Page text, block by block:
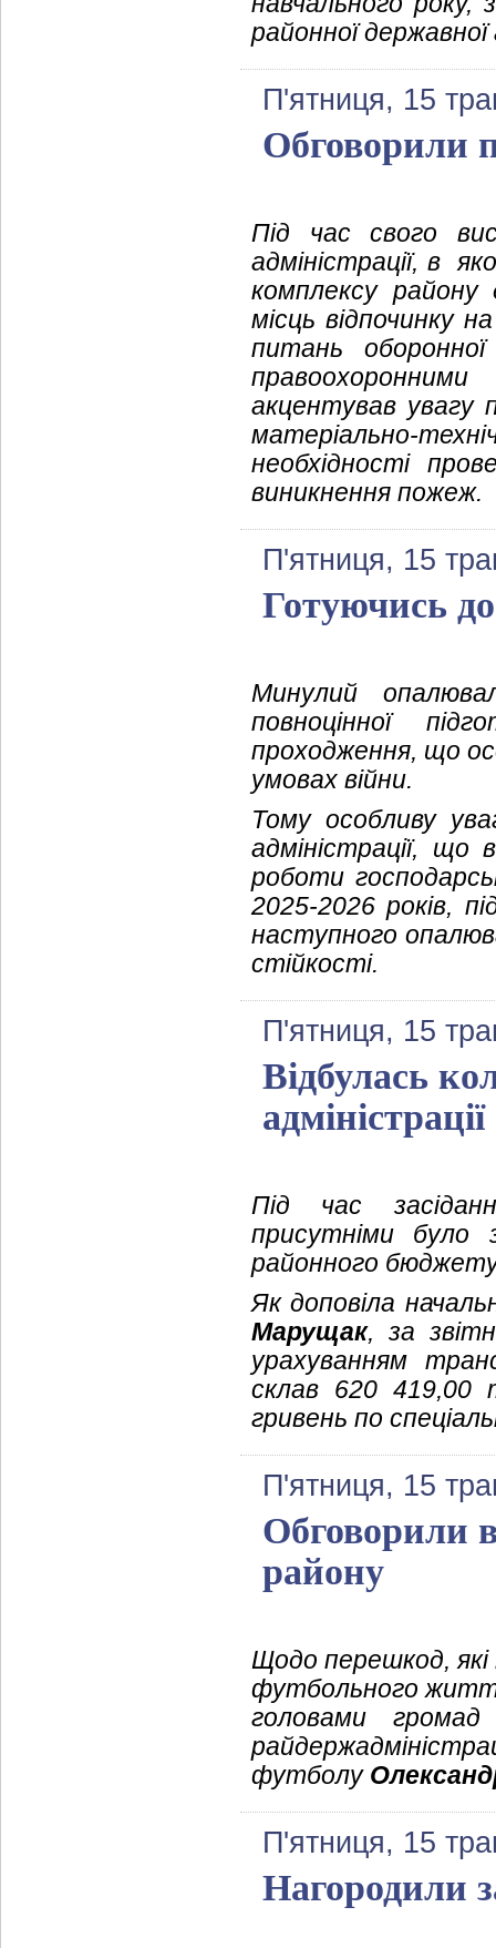
районної державної
П'ятниця, 15
Обговорили
Під час свого
адміністрації, в
комплексу району
місць відпочинку
питань
правоохоронними
акцентував увагу
матеріально-
необхідності
виникнення пожеж.
П'ятниця, 15
Готуючись
Минулий
повноцінної
проходження, що
умовах війни.
Тому особливу
адміністрації, що
роботи
2025-2026 років,
наступного
стійкості.
П'ятниця, 15
Відбулась
адміністрації
Під час
присутніми було
районного
Як доповіла
Марущак, за
урахуванням
склав 620 419,00
гривень по
П'ятниця, 15
Обговорили
району
Щодо перешкод, які
футбольного
головами громад
футболу
П'ятниця, 15
Нагородили